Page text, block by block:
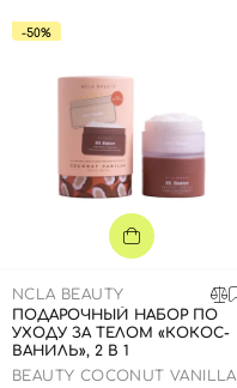
-50%
NCLA BEAUTY
ПОДАРОЧНЫЙ НАБОР ПО
УХОДУ ЗА ТЕЛОМ «КОКОС-
ВАНИЛЬ», 2 В 1
BEAUTY COCONUT VANILLA